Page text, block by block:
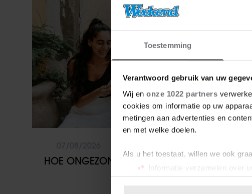
Toestemming
Verantwoord gebruik van uw
Wij en onze 1022 partners
cookies om informatie op uw
metingen aan advertenties en
en met welke doelen.
Als u het toestaat, willen we ook
Informatie verzamelen over
Uw apparaat identificeren
HOE ONGEZOND ZIJN IJSJES?